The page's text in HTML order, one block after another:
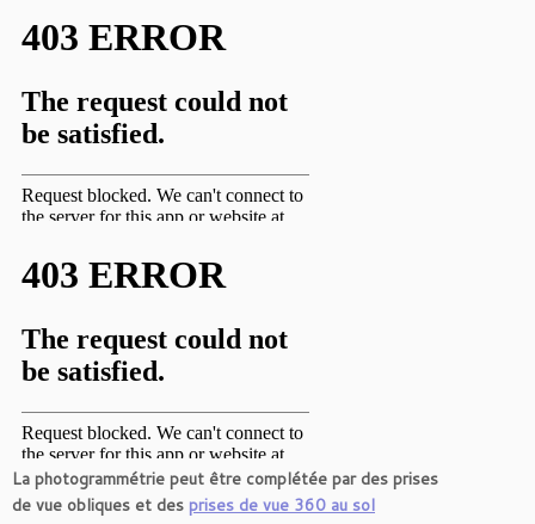
La photogrammétrie peut être complétée par des prises
de vue obliques et des prises de vue 360 au sol